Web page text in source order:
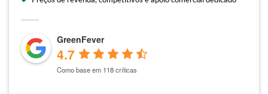
GreenFever
4.7
Como base em 118 críticas